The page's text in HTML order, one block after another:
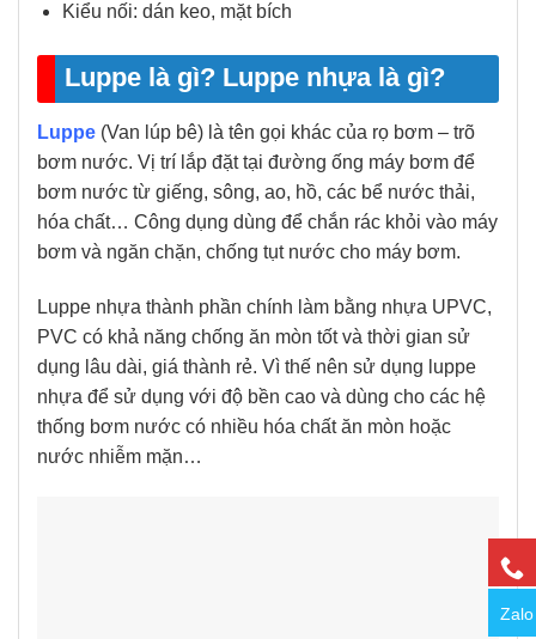
Kiểu nối: dán keo, mặt bích
Luppe là gì? Luppe nhựa là gì?
Luppe (Van lúp bê) là tên gọi khác của rọ bơm – trõ
bơm nước. Vị trí lắp đặt tại đường ống máy bơm để
bơm nước từ giếng, sông, ao, hồ, các bể nước thải,
hóa chất… Công dụng dùng để chắn rác khỏi vào máy
bơm và ngăn chặn, chống tụt nước cho máy bơm.
Luppe nhựa thành phần chính làm bằng nhựa UPVC,
PVC có khả năng chống ăn mòn tốt và thời gian sử
dụng lâu dài, giá thành rẻ. Vì thế nên sử dụng luppe
nhựa để sử dụng với độ bền cao và dùng cho các hệ
thống bơm nước có nhiều hóa chất ăn mòn hoặc
nước nhiễm mặn…
Zalo